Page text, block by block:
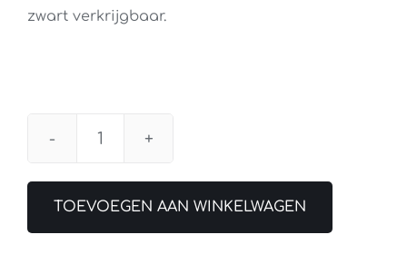
zwart verkrijgbaar.
Vloerlamp
Staal
TOEVOEGEN AAN WINKELWAGEN